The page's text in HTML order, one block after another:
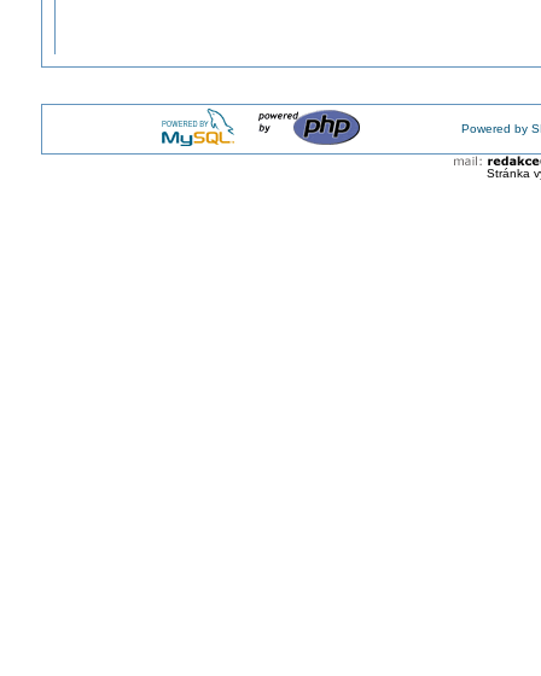
Powered by
Stránka